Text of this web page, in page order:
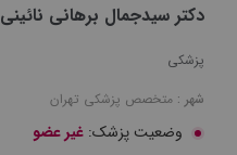
دکتر سیدجمال برهانی نائینی
پزشکی
شهر : متخصص پزشکی تهران
وضعیت پزشک: غیر عضو